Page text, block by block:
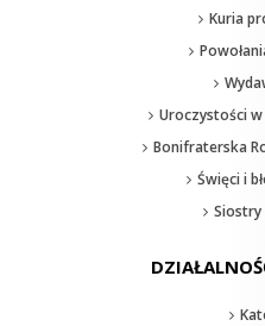
Kuria
Uroczystości
Bonifraterska
Święci i